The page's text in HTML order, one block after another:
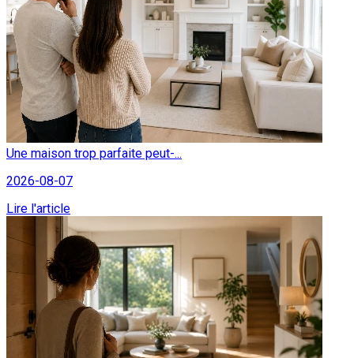
Une maison trop parfaite peut-...
2026-08-07
Lire l'article